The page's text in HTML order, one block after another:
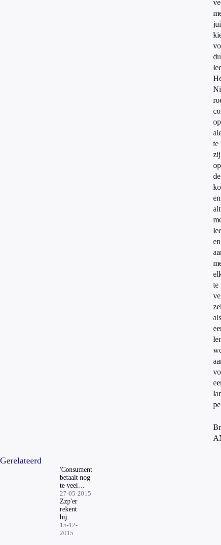
op
te
op
de
en
en
te
als
Gerelateerd
'Consument
betaalt nog
te veel
voor
lening'
27-05-2015
Zzp'er
rekent
bij
nood
op
15-12-
2015